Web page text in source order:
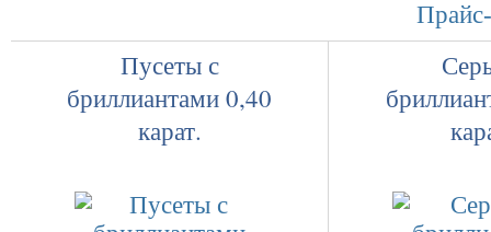
Прайс-
Пусеты с
бриллиантами 0,40
карат.